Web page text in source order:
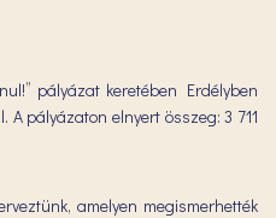
pályázat keretében Erdélyben
pályázaton elnyert összeg: 3 711
amelyen megismerhették